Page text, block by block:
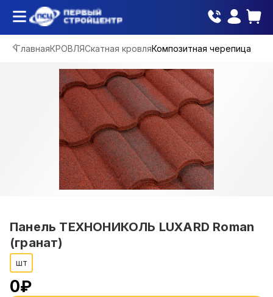
ГлавнаяКРОВЛЯСкатная кровляКомпозитная черепица
Панель ТЕХНОНИКОЛЬ LUXARD Roman
(гранат)
шт
0₽